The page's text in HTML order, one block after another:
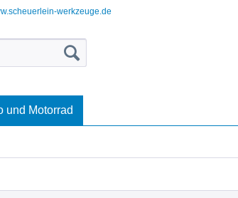
werkzeuge.de
und Motorrad